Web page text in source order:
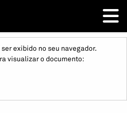
exibido no seu navegador.
visualizar o documento: